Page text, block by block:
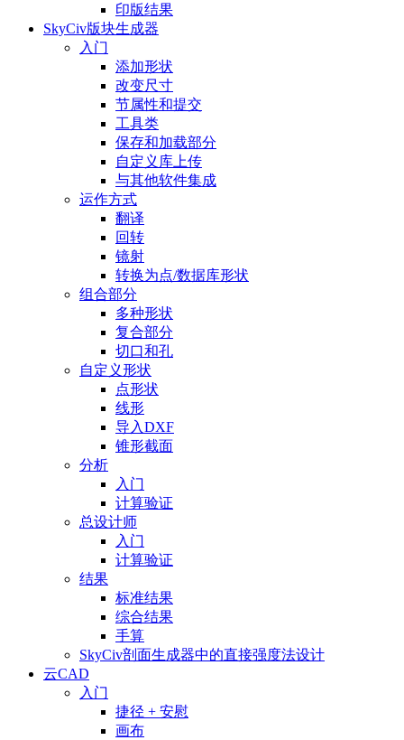
印版结果
SkyCiv版块生成器
入门
添加形状
改变尺寸
节属性和提交
工具类
保存和加载部分
自定义库上传
与其他软件集成
运作方式
翻译
回转
镜射
转换为点/数据库形状
组合部分
多种形状
复合部分
切口和孔
自定义形状
点形状
线形
导入DXF
锥形截面
分析
入门
计算验证
总设计师
入门
计算验证
结果
标准结果
综合结果
手算
SkyCiv剖面生成器中的直接强度法设计
云CAD
入门
捷径 + 安慰
画布